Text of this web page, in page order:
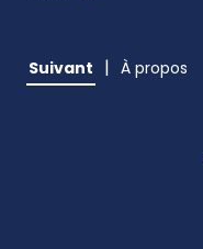
Suivant | À propos